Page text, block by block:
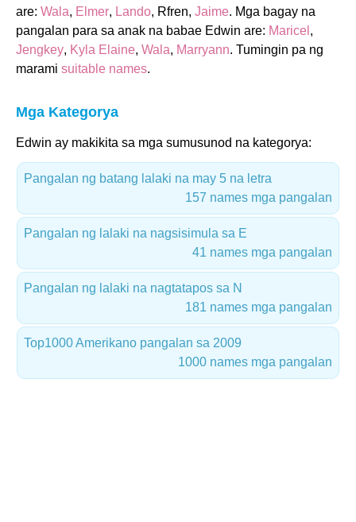
are: Wala, Elmer, Lando, Rfren, Jaime. Mga bagay na
pangalan para sa anak na babae Edwin are: Maricel ,
Jengkey, Kyla Elaine, Wala, Marryann. Tumingin pa ng
marami suitable names.
Mga Kategorya
Edwin ay makikita sa mga sumusunod na kategorya:
Pangalan ng batang lalaki na may 5 na letra
157 names mga pangalan
Pangalan ng lalaki na nagsisimula sa E
41 names mga pangalan
Pangalan ng lalaki na nagtatapos sa N
181 names mga pangalan
Top1000 Amerikano pangalan sa 2009
1000 names mga pangalan